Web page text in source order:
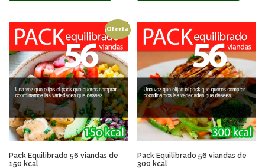
n
a
l
p
r
i
c
e
w
n
t
p
r
i
c
e
i
s
¡Oferta!
Pack Equilibrado 56 viandas de
150 kcal
Pack Equilibrado 56 viandas de
300 kcal